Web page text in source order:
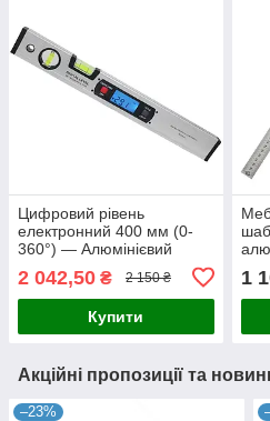
Цифровий рівень
електронний 400 мм (0-
360°) — Алюмінієвий
інклінометр з РК-дисплеєм
2 042,50 ₴ 2 150 ₴
Купити
1
Акційні пропозиції та
–23%